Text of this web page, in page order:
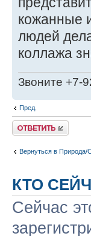
кожанные
людей
коллажа
Звоните +7-
Пред.
Ответить
Вернуться в Природа/
КТО
Сейчас